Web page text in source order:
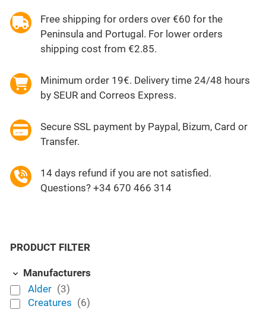
Free shipping for orders over €60 for the
Peninsula and Portugal. For lower orders
shipping cost from €2.85.
Minimum order 19€. Delivery time 24/48 hours
by SEUR and Correos Express.
Secure SSL payment by Paypal, Bizum, Card or
Transfer.
14 days refund if you are not satisfied.
Questions? +34 670 466 314
PRODUCT FILTER
Manufacturers
Alder (3)
Creatures (6)